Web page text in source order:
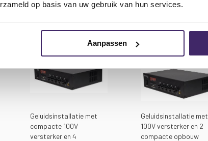
op basis van uw gebruik van hun services.
Aanpassen
Geluidsinstallatie met
compacte 100V
versterker en 4
Geluidsinstallatie met
100V versterker en 2
compacte opbouw